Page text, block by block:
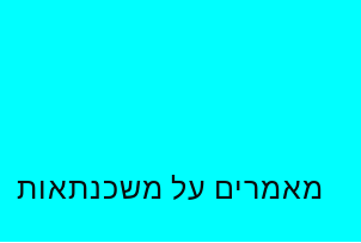
מאמרים על משכנתאות